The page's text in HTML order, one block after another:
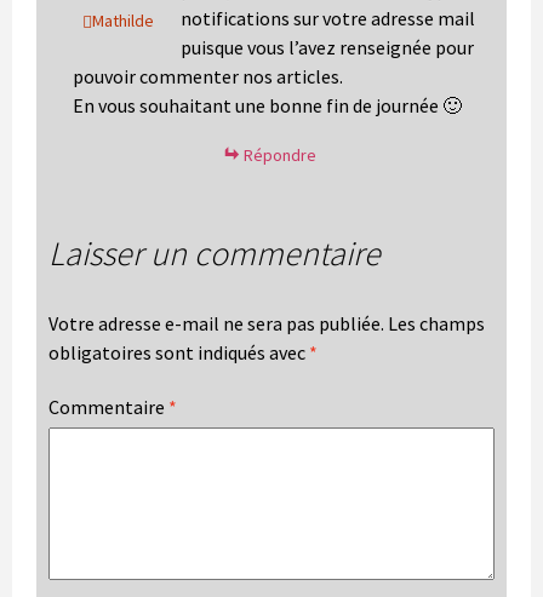
Mathilde
notifications sur votre adresse mail
puisque vous l’avez renseignée pour
pouvoir commenter nos articles.
En vous souhaitant une bonne fin de journée 🙂
Répondre
Laisser un commentaire
Votre adresse e-mail ne sera pas publiée. Les champs
obligatoires sont indiqués avec *
Commentaire *